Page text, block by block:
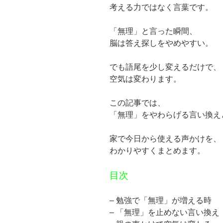
考える力ではなく言葉です。
「無理」と言った瞬間、
脳は答え探しをやめやすい。
でも語尾を少し変えるだけで、
空気は変わります。
この記事では、
「無理」をやわらげる言い換
家で今日から使える声かけを、
わかりやすくまとめます。
目次
– 勉強で「無理」が増える時
– 「無理」を止めない言い換え